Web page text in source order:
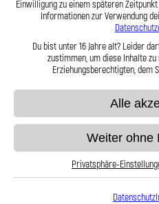
Stahlflex
Fakten
Haltbarkeit, Präzision und
Hier zu unserem Video
Einwilligung zu einem späteren
Informationen zur Verwendung
Du bist unter 16 Jahre alt? Leider
zustimmen, um diese Inhalte
Erziehungsberechtigten, dem
Alle
Weiter ohne
Privatsphäre-
Datenschutz